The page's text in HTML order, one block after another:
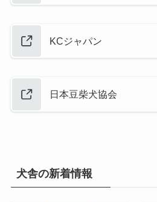
KCジャパン
日本豆柴犬協会
犬舎の新着情報